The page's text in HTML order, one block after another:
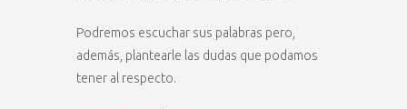
Podremos escuchar sus palabras pero,
además, plantearle las dudas que podamos
tener al respecto.